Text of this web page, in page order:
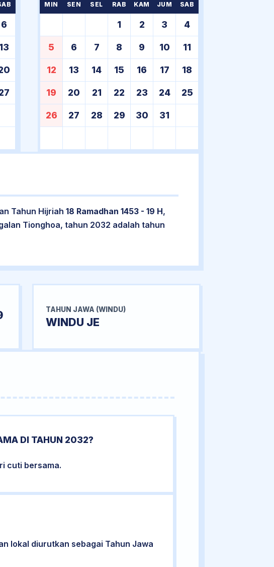
6
13
MIN SEN SEL RAB KAM JUM SAB
1 2 3 4
5 6 7 8 9 10 11
12 13 14 15 16 17 18
19 20 21 22 23 24 25
26 27 28 29 30 31
Tahun Hijriah 18 Ramadhan 1453 - 19 H,
Tionghoa, tahun 2032 adalah tahun
TAHUN JAWA (WINDU)
WINDU JE
DI TAHUN 2032?
cuti bersama.
lokal diurutkan sebagai Tahun Jawa